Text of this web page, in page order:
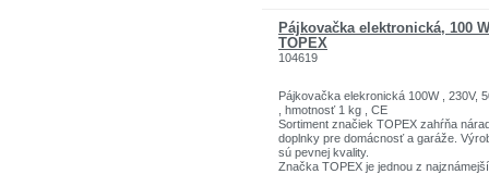
Pájkovačka elektronická, 100 W
TOPEX
104619
Pájkovačka elekronická 100W , 230V,
, hmotnosť 1 kg , CE
Sortiment značiek TOPEX zahŕňa
doplnky pre domácnosť a garáže.
sú pevnej kvality.
Značka TOPEX je jednou z